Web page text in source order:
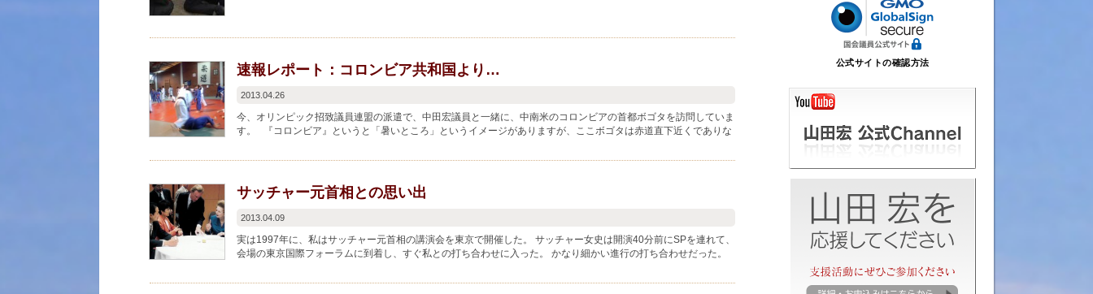
速報レポート：コロンビア共和国より…
2013.04.26
今、オリンピック招致議員連盟の派遣で、中田宏議員と一緒に、中南米のコロンビアの首都ボゴタを訪問していま
す。 『コロンビア』というと「暑いところ」というイメージがありますが、ここボゴタは赤道直下近くでありな
サッチャー元首相との思い出
2013.04.09
実は1997年に、私はサッチャー元首相の講演会を東京で開催した。 サッチャー女史は開演40分前にSPを連れて、
会場の東京国際フォーラムに到着し、すぐ私との打ち合わせに入った。 かなり細かい進行の打ち合わせだった。
公式サイトの確認方法